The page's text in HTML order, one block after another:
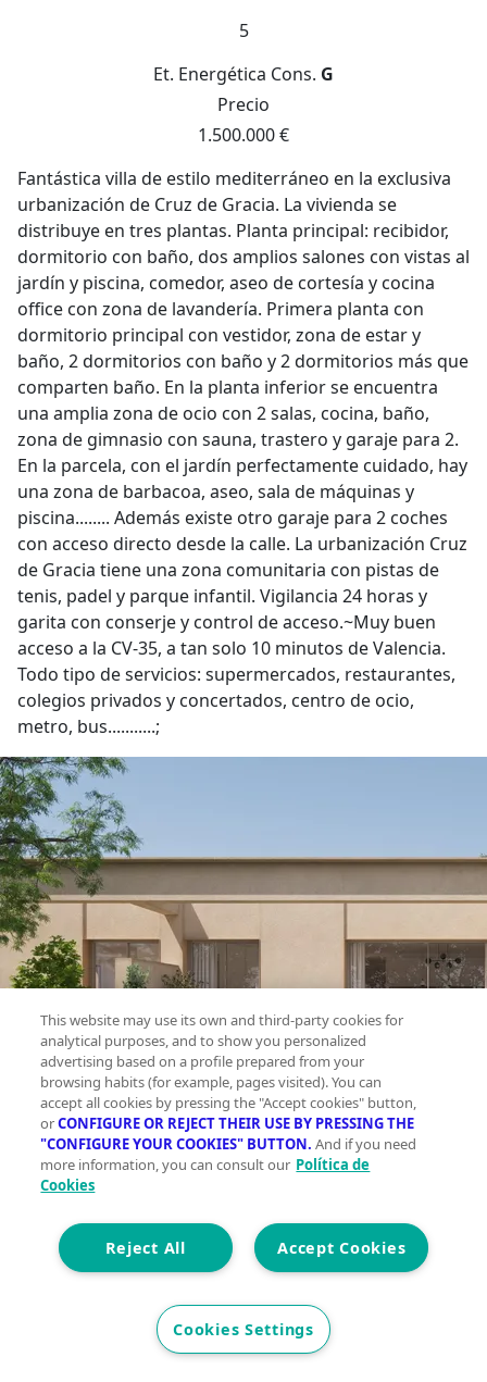
5
Et. Energética Cons. G
Precio
1.500.000 €
Fantástica villa de estilo mediterráneo en la exclusiva
urbanización de Cruz de Gracia. La vivienda se
distribuye en tres plantas. Planta principal: recibidor,
dormitorio con baño, dos amplios salones con vistas al
jardín y piscina, comedor, aseo de cortesía y cocina
office con zona de lavandería. Primera planta con
dormitorio principal con vestidor, zona de estar y
baño, 2 dormitorios con baño y 2 dormitorios más que
comparten baño. En la planta inferior se encuentra
una amplia zona de ocio con 2 salas, cocina, baño,
zona de gimnasio con sauna, trastero y garaje para 2.
En la parcela, con el jardín perfectamente cuidado, hay
una zona de barbacoa, aseo, sala de máquinas y
piscina........ Además existe otro garaje para 2 coches
con acceso directo desde la calle. La urbanización Cruz
de Gracia tiene una zona comunitaria con pistas de
tenis, padel y parque infantil. Vigilancia 24 horas y
garita con conserje y control de acceso.~Muy buen
acceso a la CV-35, a tan solo 10 minutos de Valencia.
Todo tipo de servicios: supermercados, restaurantes,
colegios privados y concertados, centro de ocio,
metro, bus...........;
This website may use its own and third-party cookies for
analytical purposes, and to show you personalized
advertising based on a profile prepared from your
browsing habits (for example, pages visited). You can
accept all cookies by pressing the "Accept cookies" button,
orCONFIGURE OR REJECT THEIR USE BY PRESSING THE
"CONFIGURE YOUR COOKIES" BUTTON. And if you need
more information, you can consult our Política de
Cookies
Accept Cookies
Reject All
Cookies Settings